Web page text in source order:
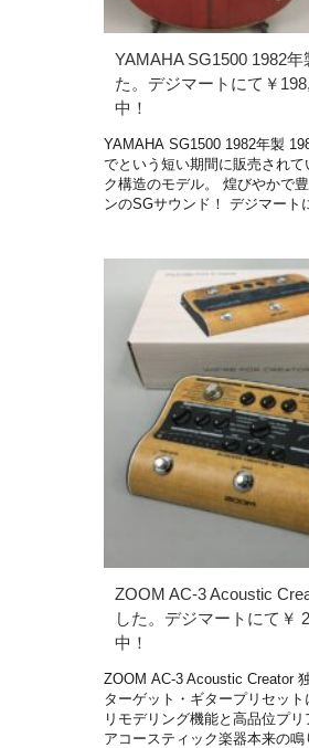
YAMAHA SG1500 1982年
た。デジマートにて￥
中！
YAMAHA SG1500 1982年製
でという短い期間に販売されて
ク構造のモデル。 煌びやかで
ンのSGサウンド！ デジマート
ZOOM AC-3 Acoustic
した。デジマートにて￥
中！
ZOOM AC-3 Acoustic Creator
ターゲット・ギタープリセット
リモデリング機能と高品位プリ
アコースティック楽器本来の鳴